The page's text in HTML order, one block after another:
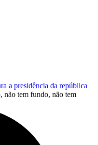
a presidência da república
não tem fundo, não tem